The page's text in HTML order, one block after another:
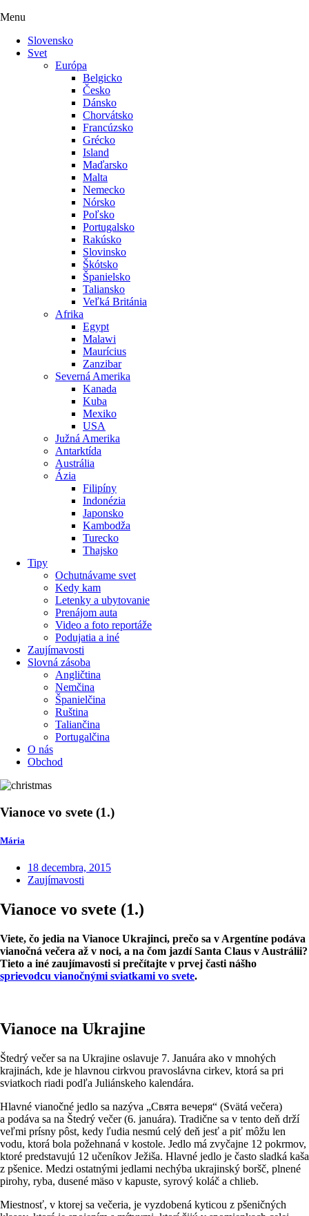
Menu
Slovensko
Svet
Európa
Belgicko
Česko
Dánsko
Chorvátsko
Francúzsko
Grécko
Island
Maďarsko
Malta
Nemecko
Nórsko
Poľsko
Portugalsko
Rakúsko
Slovinsko
Škótsko
Španielsko
Taliansko
Veľká Británia
Afrika
Egypt
Malawi
Maurícius
Zanzibar
Severná Amerika
Kanada
Kuba
Mexiko
USA
Južná Amerika
Antarktída
Austrália
Ázia
Filipíny
Indonézia
Japonsko
Kambodža
Turecko
Thajsko
Tipy
Ochutnávame svet
Kedy kam
Letenky a ubytovanie
Prenájom auta
Video a foto reportáže
Podujatia a iné
Zaujímavosti
Slovná zásoba
Angličtina
Nemčina
Španielčina
Ruština
Taliančina
Portugalčina
O nás
Obchod
Vianoce vo svete (1.)
Mária
18 decembra, 2015
Zaujímavosti
Vianoce vo svete (1.)
Viete, čo jedia na Vianoce Ukrajinci, prečo sa v Argentíne podáva
vianočná večera až v noci, a na čom jazdí Santa Claus v Austrálii?
Tieto a iné zaujímavosti si prečítajte v prvej časti nášho
sprievodcu vianočnými sviatkami vo svete.
Vianoce na Ukrajine
Štedrý večer sa na Ukrajine oslavuje 7. Januára ako v mnohých
krajinách, kde je hlavnou cirkvou pravoslávna cirkev, ktorá sa pri
sviatkoch riadi podľa Juliánskeho kalendára.
Hlavné vianočné jedlo sa nazýva „Cвята вечеря“ (Svätá večera)
a podáva sa na Štedrý večer (6. januára). Tradične sa v tento deň drží
veľmi prísny pôst, kedy ľudia nesmú celý deň jesť a piť môžu len
vodu, ktorá bola požehnaná v kostole. Jedlo má zvyčajne 12 pokrmov,
ktoré predstavujú 12 učeníkov Ježiša. Hlavné jedlo je často sladká kaša
z pšenice. Medzi ostatnými jedlami nechýba ukrajinský boršč, plnené
pirohy, ryba, dusené mäso v kapuste, syrový koláč a chlieb.
Miestnosť, v ktorej sa večeria, je vyzdobená kyticou z pšeničných